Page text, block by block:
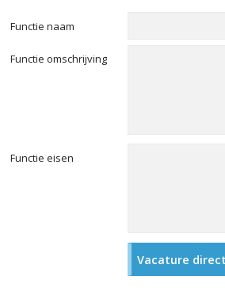
Functie naam
Functie omschrijving
Functie eisen